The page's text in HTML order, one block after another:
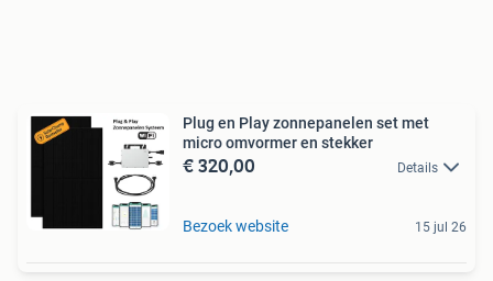
Plug en Play zonnepanelen set met
micro omvormer en stekker
€ 320,00 Details
Bezoek website 15 jul 26